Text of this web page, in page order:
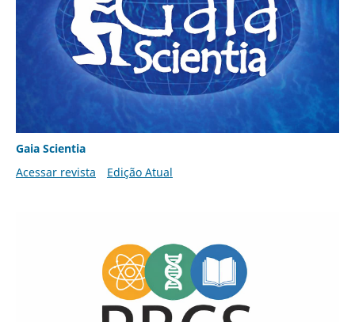
Gaia Scientia
Acessar revista
Edição Atual